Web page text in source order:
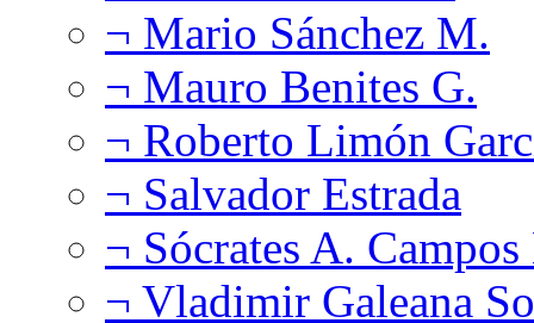
¬ Mario Sánchez M.
¬ Mauro Benites G.
¬ Roberto Limón
¬ Salvador Estrada
¬ Sócrates A.
¬ Vladimir Galeana